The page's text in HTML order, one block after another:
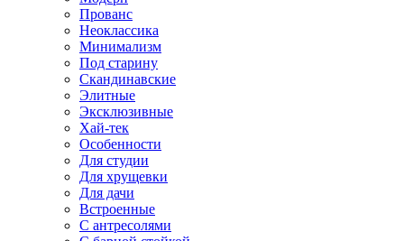
Прованс
Неоклассика
Минимализм
Под старину
Скандинавские
Элитные
Эксклюзивные
Хай-тек
Особенности
Для студии
Для хрущевки
Для дачи
Встроенные
С антресолями